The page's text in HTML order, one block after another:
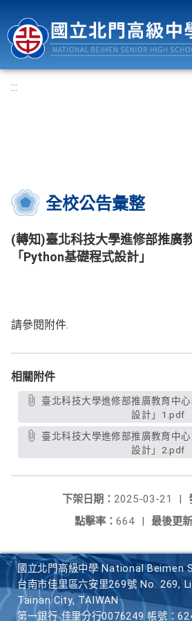
:::
全校公告彙整
(轉知)臺北科技大學進修部推廣
「Python基礎程式設計」
請參閱附件.
相關附件
設計」1.pdf
設計」2.pdf
下架日期： 2025-03-21
|
最後更
點擊率： 664 |
國立北門高級中學 National Beimen
台南市佳里區六安里269號 No. 269,
Tainan City, TAIWAN
第一銀行 佳里分行0076249 帳號：